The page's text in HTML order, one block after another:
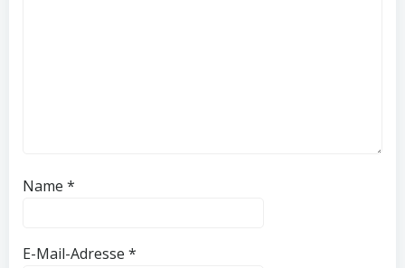
Name *
E-Mail-Adresse *